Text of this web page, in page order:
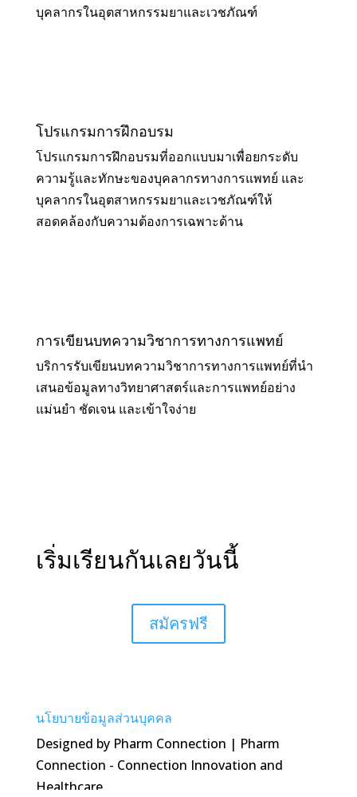
บุคลากรในอุตสาหกรรมยาและเวชภัณฑ์
โปรแกรมการฝึกอบรม
โปรแกรมการฝึกอบรมที่ออกแบบมาเพื่อยกระดับ
ความรู้และทักษะของบุคลากรทางการแพทย์ และ
บุคลากรในอุตสาหกรรมยาและเวชภัณฑ์ให้
สอดคล้องกับความต้องการเฉพาะด้าน
การเขียนบทความวิชาการทางการแพทย์
บริการรับเขียนบทความวิชาการทางการแพทย์ที่นำ
เสนอข้อมูลทางวิทยาศาสตร์และการแพทย์อย่าง
แม่นยำ ชัดเจน และเข้าใจง่าย
เริ่มเรียนกันเลยวันนี้
สมัครฟรี
นโยบายข้อมูลส่วนบุคคล
Designed by Pharm Connection | Pharm
Connection - Connection Innovation and
Healthcare